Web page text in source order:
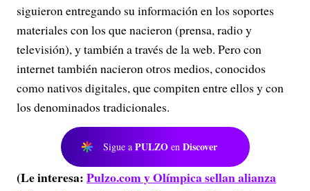
siguieron entregando su información en los soportes
materiales con los que nacieron (prensa, radio y
televisión), y también a través de la web. Pero con
internet también nacieron otros medios, conocidos
como nativos digitales, que compiten entre ellos y con
los denominados tradicionales.
Sigue a PULZO en Discover
(Le interesa:Pulzo.com y Olímpica sellan alianza